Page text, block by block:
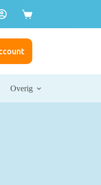
Winkelwagen
Overig